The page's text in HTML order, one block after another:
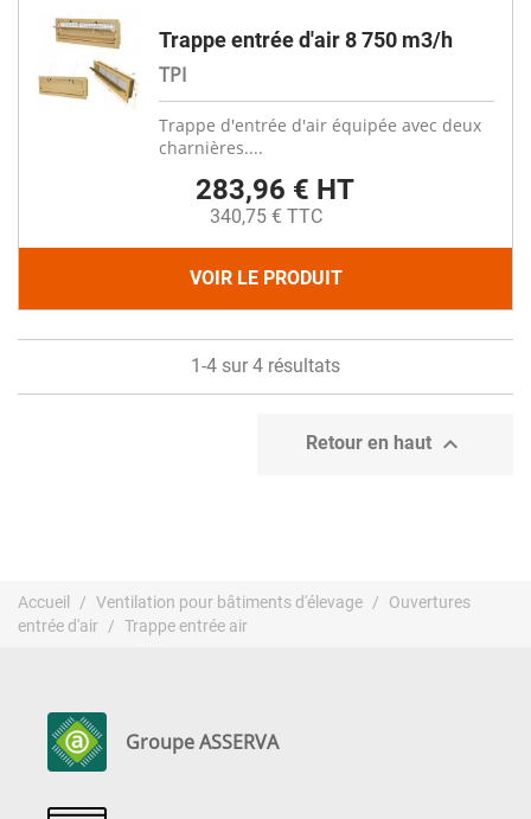
Trappe entrée d'air 8 750 m3/h
TPI
Trappe d'entrée d'air équipée avec deux
charnières....
283,96 € HT
340,75 € TTC
VOIR LE PRODUIT
1-4 sur 4 résultats
Retour en haut 
Accueil Ventilation pour bâtiments d'élevage
Ouvertures
entrée d'air
Trappe entrée air
Groupe ASSERVA